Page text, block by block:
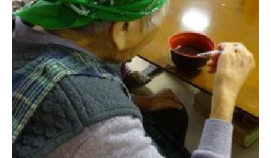
蓬
莱
会